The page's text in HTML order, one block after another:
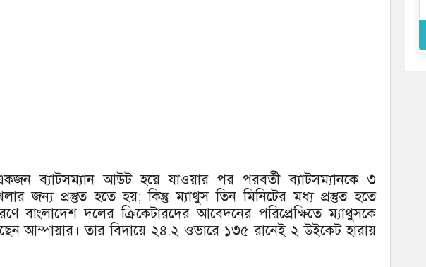
ব্যাটসম্যান আউট হয়ে যাওয়ার পর পরবর্তী ব্যাটসম্যানকে ৩
জন্য প্রস্তুত হতে হয়; কিন্তু ম্যাথুস তিন মিনিটের মধ্য প্রস্তুত হতে
বাংলাদেশ দলের ক্রিকেটারদের আবেদনের পরিপ্রেক্ষিতে ম্যাথুসকে
আম্পায়ার। তার বিদায়ে ২৪.২ ওভারে ১৩৫ রানেই ২ উইকেট হারায়